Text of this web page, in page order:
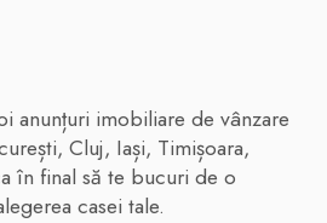
anunțuri imobiliare de vânzare
Cluj, Iași, Timișoara,
în final să te bucuri de o
casei tale.